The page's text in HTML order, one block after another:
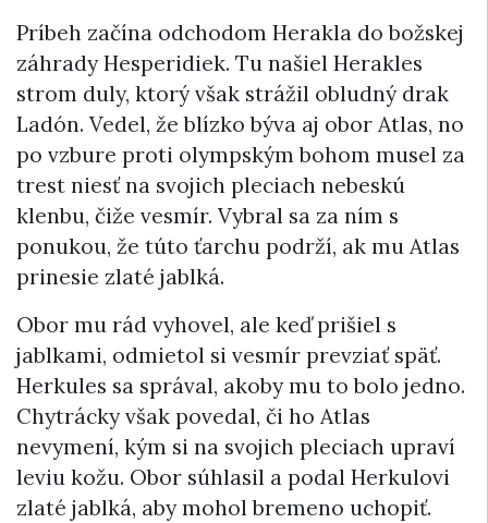
Príbeh začína odchodom Herakla do božskej
záhrady Hesperidiek. Tu našiel Herakles
strom duly, ktorý však strážil obludný drak
Ladón. Vedel, že blízko býva aj obor Atlas, no
po vzbure proti olympským bohom musel za
trest niesť na svojich pleciach nebeskú
klenbu, čiže vesmír. Vybral sa za ním s
ponukou, že túto ťarchu podrží, ak mu Atlas
prinesie zlaté jablká.
Obor mu rád vyhovel, ale keď prišiel s
jablkami, odmietol si vesmír prevziať späť.
Herkules sa správal, akoby mu to bolo jedno.
Chytrácky však povedal, či ho Atlas
nevymení, kým si na svojich pleciach upraví
leviu kožu. Obor súhlasil a podal Herkulovi
zlaté jablká, aby mohol bremeno uchopiť.